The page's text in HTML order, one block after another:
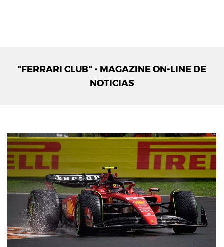
"FERRARI CLUB" - MAGAZINE ON-LINE DE
NOTICIAS